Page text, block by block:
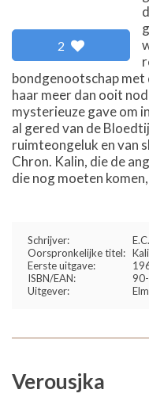
2
bondgenootschap met
haar meer dan ooit
mysterieuze gave om
al gered van de
ruimteongeluk en van
Chron. Kalin, die de
die nog moeten
Schrijver:
Oorspronkelijke titel:
Eerste uitgave:
ISBN/EAN:
Uitgever:
Verousjka